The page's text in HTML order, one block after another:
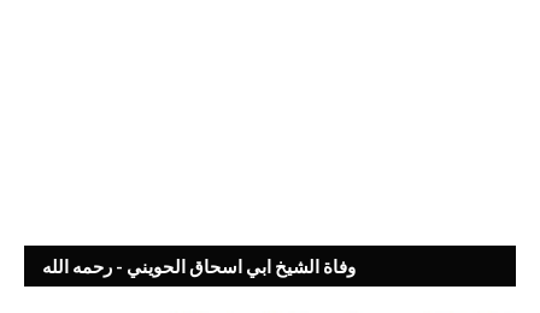
وفاة الشيخ ابي اسحاق الحويني - رحمه الله